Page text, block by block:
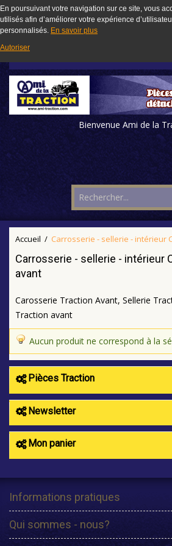
En poursuivant votre navigation sur ce site, vous
utilisés afin d’améliorer votre expérience
personnalisés. En savoir plus
Autoriser
Bienvenue Ami de la
Accueil / Carrosserie - sellerie - intérieur
Carrosserie - sellerie - intérieur
avant
Carosserie Traction Avant, Sellerie
Traction avant
Aucun produit ne correspond à la
Pièces Traction
Newsletter
Mon panier
Informations pratiques
Qui sommes - nous?